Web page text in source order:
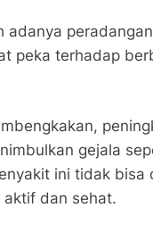
peka terhadap
gejala
ini tidak bisa
aktif dan sehat.